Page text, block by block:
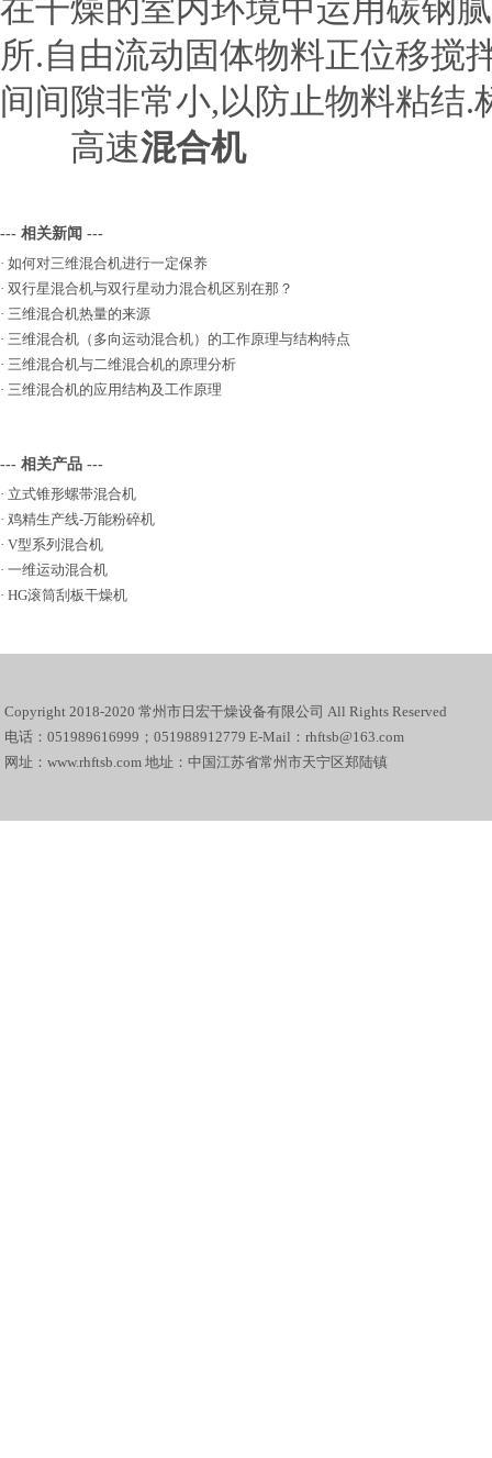
在干燥的室内环境中运用碳钢
所.自由流动固体物料正位移搅
间间隙非常小,以防止物料粘结
高速混合机
--- 相关新闻 ---
· 如何对三维混合机进行一定保养
· 双行星混合机与双行星动力混合机区别在那？
· 三维混合机热量的来源
· 三维混合机（多向运动混合机）的工作原理与结构特点
· 三维混合机与二维混合机的原理分析
· 三维混合机的应用结构及工作原理
--- 相关产品 ---
· 立式锥形螺带混合机
· 鸡精生产线-万能粉碎机
· V型系列混合机
· 一维运动混合机
· HG滚筒刮板干燥机
Copyright 2018-2020 常州市日宏干燥设备有限公司 All Rights Reserved
电话：051989616999；051988912779 E-Mail：rhftsb@163.com
网址：www.rhftsb.com 地址：中国江苏省常州市天宁区郑陆镇